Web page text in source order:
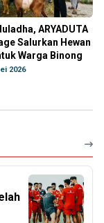
ARYADUTA
Salurkan Hewan
Warga Binong
2026